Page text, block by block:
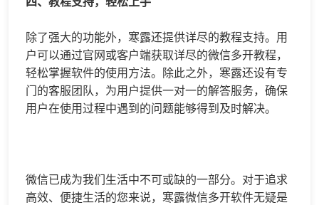
除了强大的功能外，​寒露还提供详尽的教程支持。用
户可以通过官网或客户端获取详尽的微信多开教程，
轻松掌握软件的使用方法。除此之外，寒露还设有专
门的客服团队，为用户提供一对一的解答服务，确保
用户在使用过程中遇到的问题能够得到及时解决。​​
​微信已成为我们生活中不可或缺的一部分。对于追求
高效、便捷生活的您来说，​寒露微信多开软件无疑是